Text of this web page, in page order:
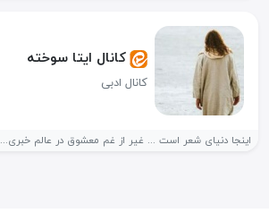
کانال ایتا سوخته
کانال ادبی
اینجا دنیای شعر است ... غير از غم معشوق در عالم خبرى...